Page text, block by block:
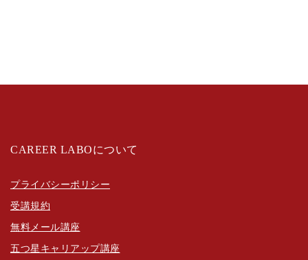
CAREER LABOについて
プライバシーポリシー
受講規約
無料メール講座
五つ星キャリアップ講座